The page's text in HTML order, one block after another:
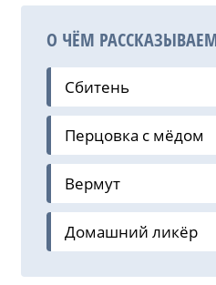
О ЧЁМ
Сбитень
Перцовка с мёдом
Вермут
Домашний ликёр